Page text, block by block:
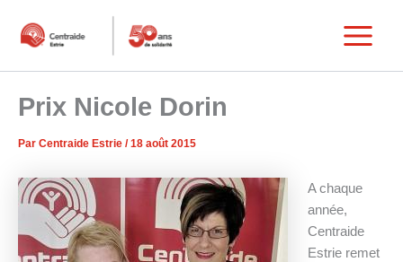
Main
Prix Nicole Dorin
Par Centraide Estrie /18 août 2015
A chaque
année,
Centraide
Estrie remet